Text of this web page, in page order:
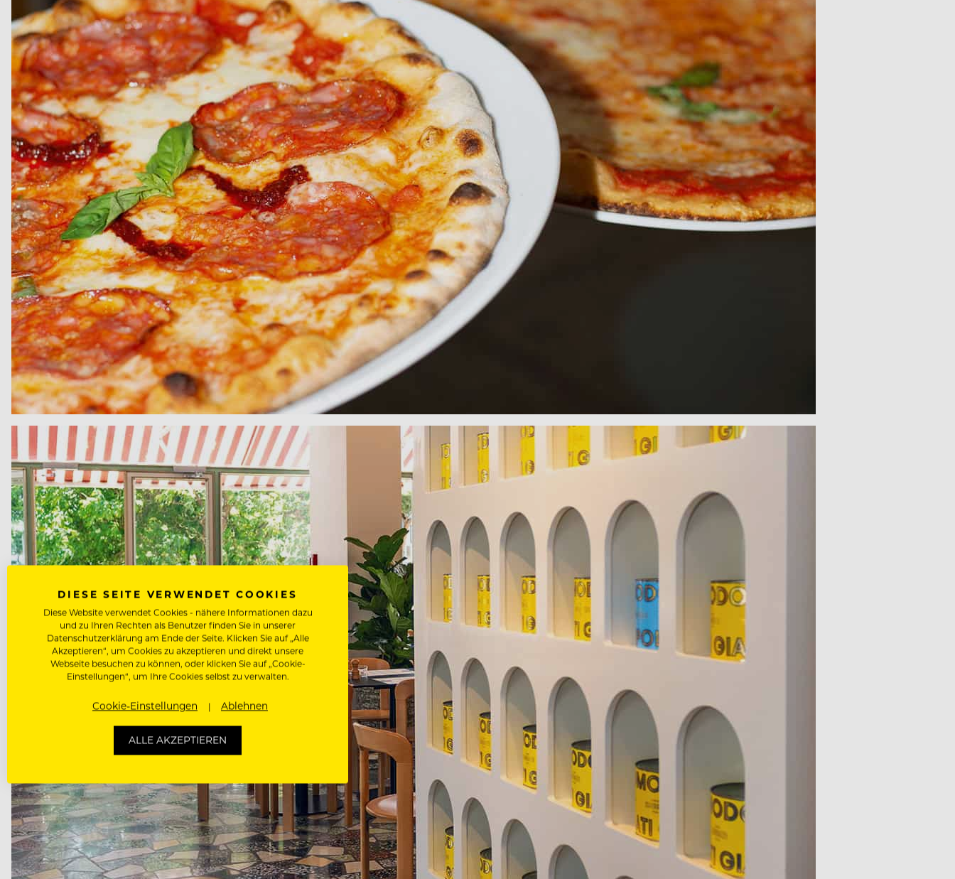
DIESE SEITE VERWENDET COOKIES
Diese Website verwendet Cookies - nähere Informationen dazu
und zu Ihren Rechten als Benutzer finden Sie in unserer
Datenschutzerklärung am Ende der Seite. Klicken Sie auf „Alle
Akzeptieren“, um Cookies zu akzeptieren und direkt unsere
Webseite besuchen zu können, oder klicken Sie auf „Cookie-
Einstellungen“, um Ihre Cookies selbst zu verwalten.
Cookie-Einstellungen Ablehnen
ALLE AKZEPTIEREN